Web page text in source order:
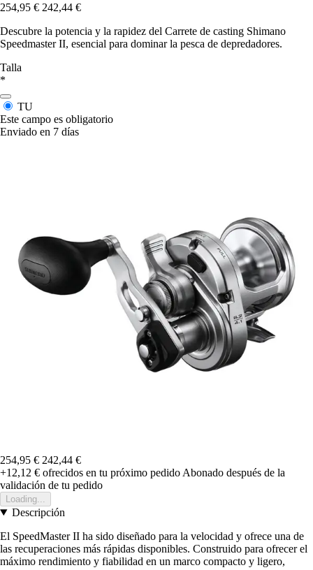
254,95 € 242,44 €
Descubre la potencia y la rapidez del Carrete de casting Shimano
Speedmaster II, esencial para dominar la pesca de depredadores.
Talla
*
TU
Este campo es obligatorio
Enviado en 7 días
254,95 € 242,44 €
+12,12 € ofrecidos en tu próximo pedido Abonado después de la
validación de tu pedido
Loading...
Descripción
El SpeedMaster II ha sido diseñado para la velocidad y ofrece una de
las recuperaciones más rápidas disponibles. Construido para ofrecer el
máximo rendimiento y fiabilidad en un marco compacto y ligero,